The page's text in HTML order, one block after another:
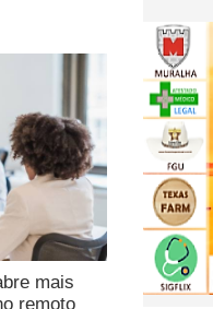
mais
remoto